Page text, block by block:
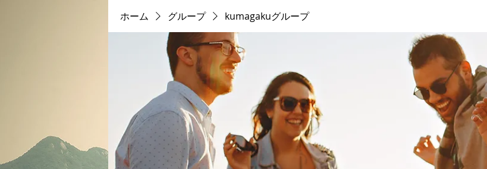
ホーム グループ kumagakuグループ